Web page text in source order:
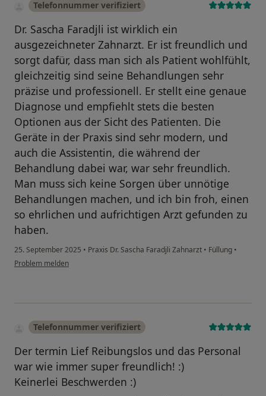
Telefonnummer verifiziert
Dr. Sascha Faradjli ist wirklich ein
ausgezeichneter Zahnarzt. Er ist freundlich und
sorgt dafür, dass man sich als Patient wohlfühlt,
gleichzeitig sind seine Behandlungen sehr
präzise und professionell. Er stellt eine genaue
Diagnose und empfiehlt stets die besten
Optionen aus der Sicht des Patienten. Die
Geräte in der Praxis sind sehr modern, und
auch die Assistentin, die während der
Behandlung dabei war, war sehr freundlich.
Man muss sich keine Sorgen über unnötige
Behandlungen machen, und ich bin froh, einen
so ehrlichen und aufrichtigen Arzt gefunden zu
haben.
25. September 2025 • Praxis Dr. Sascha Faradjli Zahnarzt • Füllung •
Problem melden
Telefonnummer verifiziert
Der termin Lief Reibungslos und das Personal
war wie immer super freundlich! :)
Keinerlei Beschwerden :)